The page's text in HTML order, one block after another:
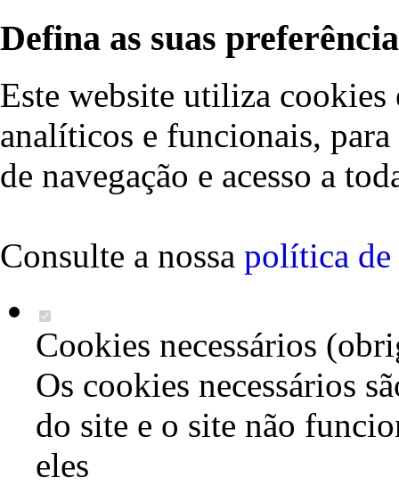
Defina as suas
Este website utiliza cookies
analíticos e funcionais,
de navegação e acesso a
Consulte a nossa política de
Cookies necessários
Os cookies necessários
do site e o site não
eles